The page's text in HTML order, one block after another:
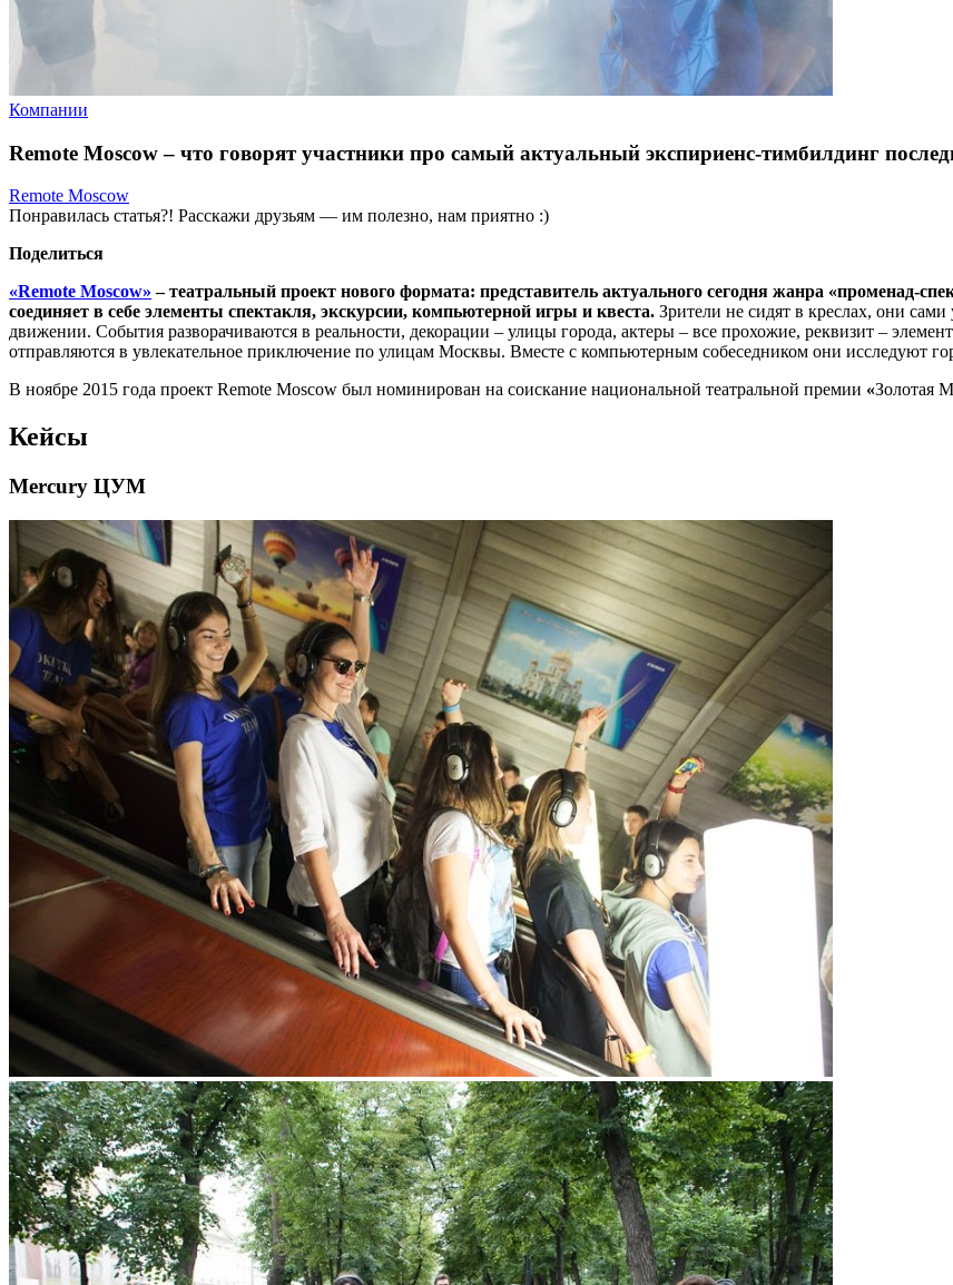
Компании
Remote Moscow – что говорят участники про самый актуальный экспириенс-тимбилдинг
Remote Moscow
Понравилась статья?! Расскажи друзьям — им полезно, нам приятно :)
Поделиться
«Remote Moscow» – театральный проект нового формата: представитель актуального сегодня жанра «променад-
соединяет в себе элементы спектакля, экскурсии, компьютерной игры и квеста. Зрители не сидят в креслах, они
движении. События разворачиваются в реальности, декорации – улицы города, актеры – все прохожие, реквизит –
отправляются в увлекательное приключение по улицам Москвы. Вместе с компьютерным собеседником они исследуют
В ноябре 2015 года проект Remote Moscow был номинирован на соискание национальной театральной премии «Золотая
Кейсы
Mercury ЦУМ